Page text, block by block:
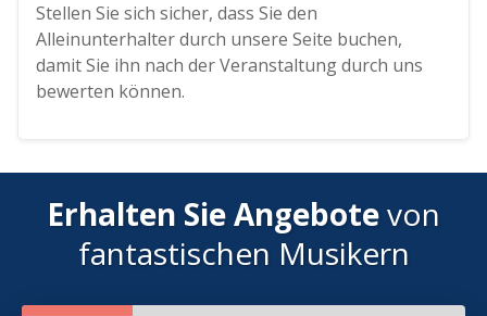
Stellen Sie sich sicher, dass Sie den
Alleinunterhalter durch unsere Seite buchen,
damit Sie ihn nach der Veranstaltung durch uns
bewerten können.
Erhalten Sie Angebotevon
fantastischen Musikern